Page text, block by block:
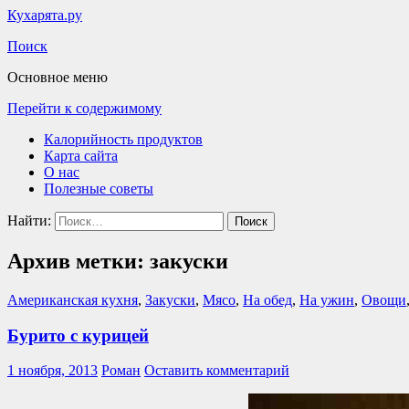
Кухарята.ру
Поиск
Основное меню
Перейти к содержимому
Калорийность продуктов
Карта сайта
О нас
Полезные советы
Найти:
Архив метки: закуски
Американская кухня, Закуски, Мясо, На обед, На ужин, Овощи,
Бурито с курицей
1 ноября, 2013 Роман Оставить комментарий